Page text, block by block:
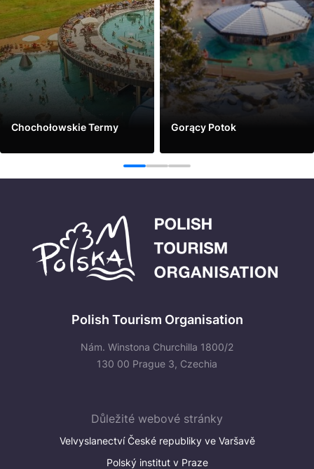
Chochołowskie Termy
Vidět víc
Gorący Potok
Vidět víc
1 2 3
Polish Tourism Organisation
Nám. Winstona Churchilla 1800/2
130 00 Prague 3, Czechia
Důležité webové stránky
Velvyslanectví České republiky ve Varšavě
Polský institut v Praze